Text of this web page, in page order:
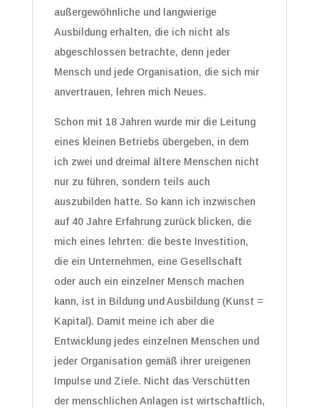
außergewöhnliche und langwierige
Ausbildung erhalten, die ich nicht als
abgeschlossen betrachte, denn jeder
Mensch und jede Organisation, die sich mir
anvertrauen, lehren mich Neues.
Schon mit 18 Jahren wurde mir die Leitung
eines kleinen Betriebs übergeben, in dem
ich zwei und dreimal ältere Menschen nicht
nur zu führen, sondern teils auch
auszubilden hatte. So kann ich inzwischen
auf 40 Jahre Erfahrung zurück blicken, die
mich eines lehrten: die beste Investition,
die ein Unternehmen, eine Gesellschaft
oder auch ein einzelner Mensch machen
kann, ist in Bildung und Ausbildung (Kunst =
Kapital). Damit meine ich aber die
Entwicklung jedes einzelnen Menschen und
jeder Organisation gemäß ihrer ureigenen
Impulse und Ziele. Nicht das Verschütten
der menschlichen Anlagen ist wirtschaftlich,